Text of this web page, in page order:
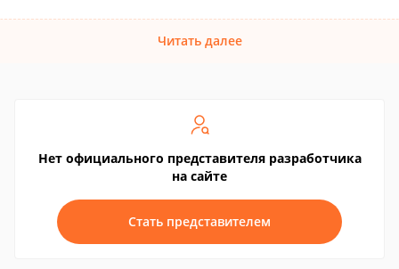
Читать далее
Нет официального представителя разработчика
на сайте
Стать представителем